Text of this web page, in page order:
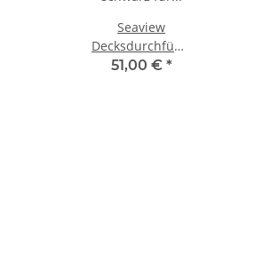
Seaview
Decksdurchführung
Aluminium
51,00 € *